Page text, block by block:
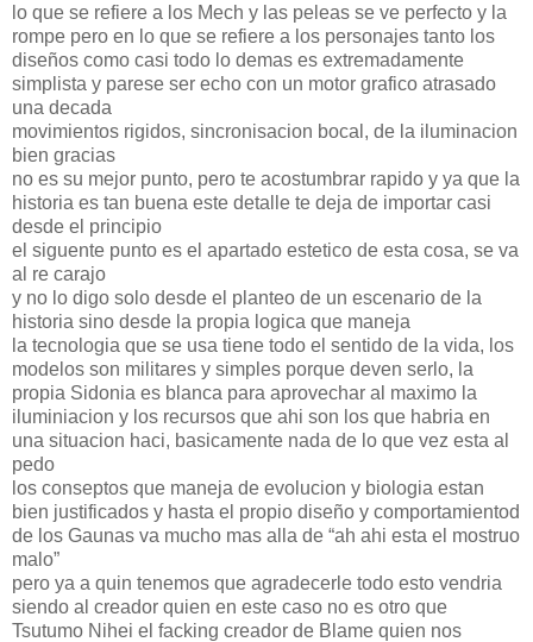
lo que se refiere a los Mech y las peleas se ve perfecto y la
rompe pero en lo que se refiere a los personajes tanto los
diseños como casi todo lo demas es extremadamente
simplista y parese ser echo con un motor grafico atrasado
una decada
movimientos rigidos, sincronisacion bocal, de la iluminacion
bien gracias
no es su mejor punto, pero te acostumbrar rapido y ya que la
historia es tan buena este detalle te deja de importar casi
desde el principio
el siguente punto es el apartado estetico de esta cosa, se va
al re carajo
y no lo digo solo desde el planteo de un escenario de la
historia sino desde la propia logica que maneja
la tecnologia que se usa tiene todo el sentido de la vida, los
modelos son militares y simples porque deven serlo, la
propia Sidonia es blanca para aprovechar al maximo la
iluminiacion y los recursos que ahi son los que habria en
una situacion haci, basicamente nada de lo que vez esta al
pedo
los conseptos que maneja de evolucion y biologia estan
bien justificados y hasta el propio diseño y comportamientod
de los Gaunas va mucho mas alla de “ah ahi esta el mostruo
malo”
pero ya a quin tenemos que agradecerle todo esto vendria
siendo al creador quien en este caso no es otro que
Tsutumo Nihei el facking creador de Blame quien nos